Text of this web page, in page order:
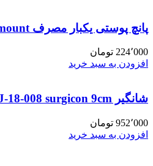
پانچ پوستی یکبار مصرف 5m 5-PUNCH Paramount
224٬000 تومان
افزودن به سبد خرید
شانگیر J-18-008 surgicon 9cm
952٬000 تومان
افزودن به سبد خرید